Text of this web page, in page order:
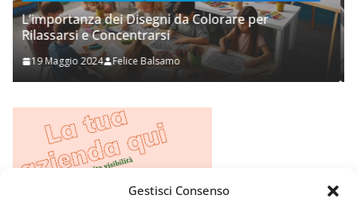
Gestisci Consenso
WEB E COMUNICAZIONE
Prupix Studio Grafico
2 Novembre 2023 Felice Balsamo